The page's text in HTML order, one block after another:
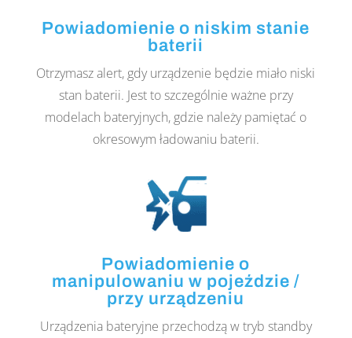
Powiadomienie o niskim stanie
baterii
Otrzymasz alert, gdy urządzenie będzie miało niski
stan baterii. Jest to szczególnie ważne przy
modelach bateryjnych, gdzie należy pamiętać o
okresowym ładowaniu baterii.
Powiadomienie o
manipulowaniu w pojeździe /
przy urządzeniu
Urządzenia bateryjne przechodzą w tryb standby